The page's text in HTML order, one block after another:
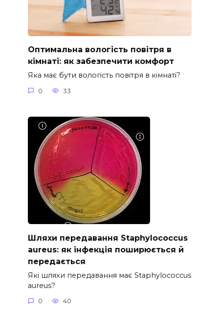
Оптимальна вологість повітря в
кімнаті: як забезпечити комфорт
Яка має бути вологість повітря в кімнаті?
0 33
Шляхи передавання Staphylococcus
aureus: як інфекція поширюється й
передається
Які шляхи передавання має Staphylococcus
aureus?
0 40